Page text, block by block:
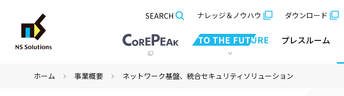
SEARCH ナレッジ＆ノウハウ ダウンロード
プレスルーム
ホーム 事業概要 ネットワーク基盤、統合セキュリティソリューション